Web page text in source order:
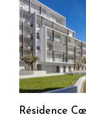
Résidence